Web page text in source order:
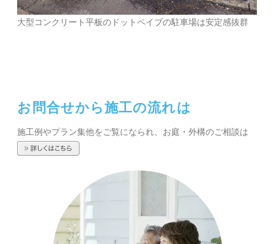
大型コンクリート平板のドットペイブの駐車場は安定感抜群
お問合せから施工の流れは
施工例やプラン集他をご覧になられ、お庭・外構のご相談は